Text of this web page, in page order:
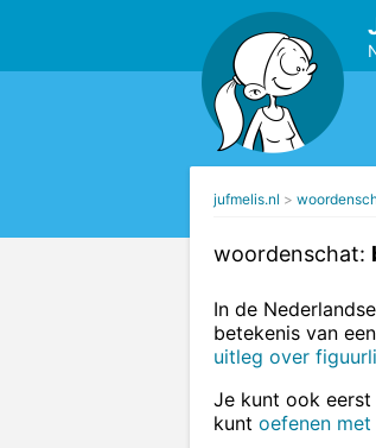
jufmelis.nl
woordenschat:
In de
betekenis van
uitleg over
Je kunt ook eerst
kunt oefenen